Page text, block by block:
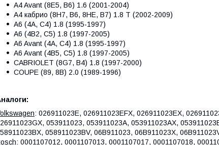
A4 Avant (8E5, B6) 1.6 (2001-2004)
A4 кабрио (8H7, B6, 8HE, B7) 1.8 T (2002-2009)
A6 (4A, C4) 1.8 (1995-1997)
A6 (4B2, C5) 1.8 (1997-2005)
A6 Avant (4A, C4) 1.8 (1995-1997)
A6 Avant (4B5, C5) 1.8 (1997-2005)
CABRIOLET (8G7, B4) 1.8 (1997-2000)
COUPE (89, 8B) 2.0 (1989-1996)
: 026911023E, 026911023EFX, 026911023EX,
053911023, 053911023A, 053911023AX,
058911023BV, 06B911023, 06B911023X,
: 0001107012, 0001107013, 0001107017, 0001107018,